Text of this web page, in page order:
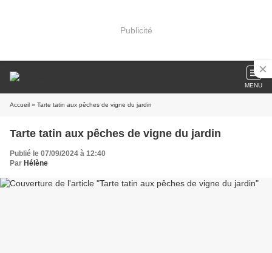
Publicité
MENU
Accueil » Tarte tatin aux pêches de vigne du jardin
Tarte tatin aux pêches de vigne du jardin
Publié le 07/09/2024 à 12:40
Par Hélène